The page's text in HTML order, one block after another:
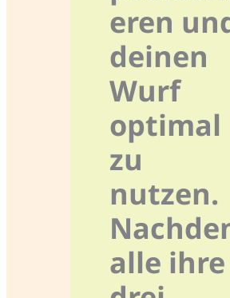
eren
deinen
Wurf
optimal
zu
nutzen.
alle ihre